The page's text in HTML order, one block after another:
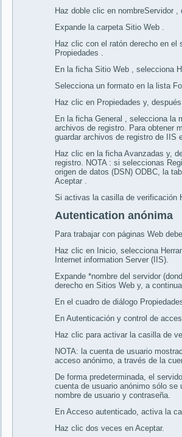
Haz doble clic en nombreServidor
Expande la carpeta Sitio Web .
Haz clic con el ratón derecho en
Propiedades .
En la ficha Sitio Web , selecciona
Selecciona un formato en la lista
Haz clic en Propiedades y,
En la ficha General , selecciona la
archivos de registro. Para obtener
guardar archivos de registro de IIS
Haz clic en la ficha Avanzadas y,
registro. NOTA : si seleccionas
origen de datos (DSN) ODBC, la
Aceptar .
Si activas la casilla de verificación
Autentication anónima
Para trabajar con páginas Web
Haz clic en Inicio, selecciona
Internet information Server (IIS).
Expande *nombre del servidor
derecho en Sitios Web y, a
En el cuadro de diálogo
En Autenticación y control de
Haz clic para activar la casilla de
NOTA: la cuenta de usuario
acceso anónimo, a través de la
De forma predeterminada, el
cuenta de usuario anónimo sólo
nombre de usuario y contraseña.
En Acceso autenticado, activa la
Haz clic dos veces en Aceptar.